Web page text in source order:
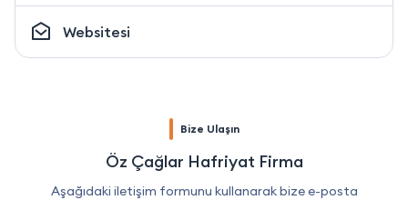
Websitesi
Bize Ulaşın
Öz Çağlar Hafriyat Firma
Aşağıdaki iletişim formunu kullanarak bize e-posta